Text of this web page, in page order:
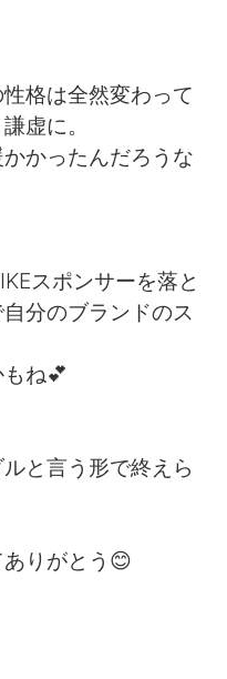
格は全然変わって
虚に。
かったんだろうな
スポンサーを落と
分のブランドのス
ね💕
と言う形で終えら
りがとう😊